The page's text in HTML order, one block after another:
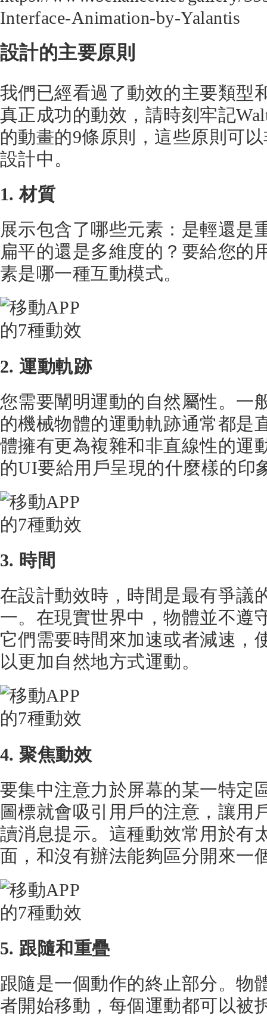
Interface-Animation-by-Yalantis
設計的主要原則
我們已經看過了動效的主要類型
真正成功的動效，請時刻牢記
的動畫的9條原則，這些原則可
設計中。
1. 材質
展示包含了哪些元素：是輕還是
扁平的還是多維度的？要給您的
素是哪一種互動模式。
2. 運動軌跡
您需要闡明運動的自然屬性。一
的機械物體的運動軌跡通常都是
體擁有更為複雜和非直線性的運
的UI要給用戶呈現的什麼樣的印
3. 時間
在設計動效時，時間是最有爭議
一。在現實世界中，物體並不遵
它們需要時間來加速或者減速，
以更加自然地方式運動。
4. 聚焦動效
要集中注意力於屏幕的某一特定
圖標就會吸引用戶的注意，讓用
讀消息提示。這種動效常用於有
面，和沒有辦法能夠區分開來一
5. 跟隨和重疊
跟隨是一個動作的終止部分。物
者開始移動，每個運動都可以被